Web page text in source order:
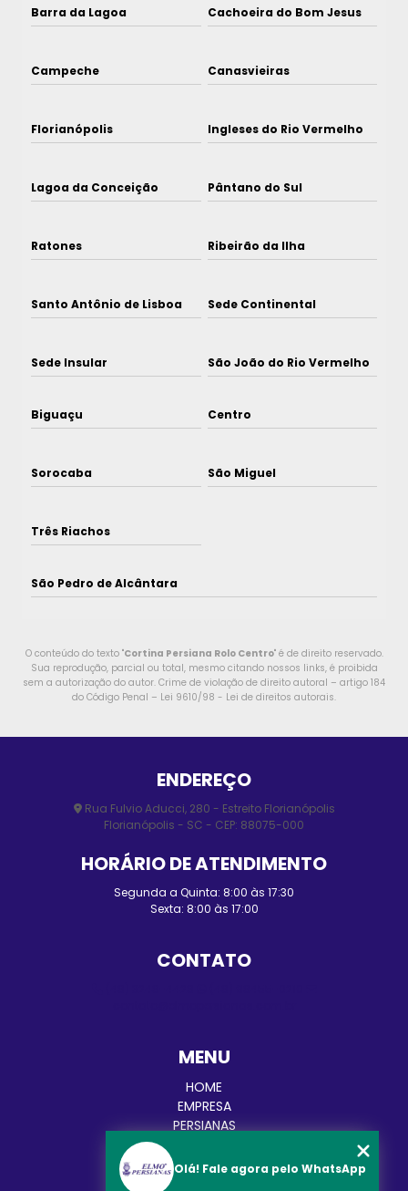
Barra da Lagoa Cachoeira do Bom Jesus
Campeche Canasvieiras
Florianópolis Ingleses do Rio Vermelho
Lagoa da Conceição Pântano do Sul
Ratones Ribeirão da Ilha
Santo Antônio de Lisboa Sede Continental
Sede Insular São João do Rio Vermelho
Biguaçu Centro
Sorocaba São Miguel
Três Riachos
São Pedro de Alcântara
O conteúdo do texto "Cortina Persiana Rolo Centro" é de direito reservado.
Sua reprodução, parcial ou total, mesmo citando nossos links, é proibida
sem a autorização do autor. Crime de violação de direito autoral – artigo 184
do Código Penal – Lei 9610/98 - Lei de direitos autorais.
ENDEREÇO
Rua Fulvio Aducci, 280 - Estreito Florianópolis
Florianópolis - SC - CEP: 88075-000
HORÁRIO DE ATENDIMENTO
Segunda a Quinta: 8:00 às 17:30
Sexta: 8:00 às 17:00
CONTATO
MENU
HOME
EMPRESA
PERSIANAS
TOLDOS
Olá! Fale agora pelo WhatsApp